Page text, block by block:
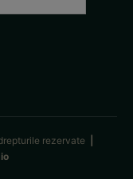
rezervate